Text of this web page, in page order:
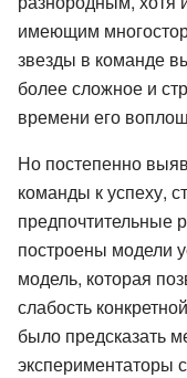
имеющим
звезды в команде
более сложное и
времени его
Но постепенно
команды к успеху,
предпочтительные
построены модели
модель, которая
слабость
было предсказать
экспериментаторы